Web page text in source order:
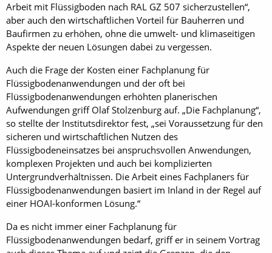
Arbeit mit Flüssigboden nach RAL GZ 507 sicherzustellen“,
aber auch den wirtschaftlichen Vorteil für Bauherren und
Baufirmen zu erhöhen, ohne die umwelt- und klimaseitigen
Aspekte der neuen Lösungen dabei zu vergessen.
Auch die Frage der Kosten einer Fachplanung für
Flüssigbodenanwendungen und der oft bei
Flüssigbodenanwendungen erhöhten planerischen
Aufwendungen griff Olaf Stolzenburg auf. „Die Fachplanung“,
so stellte der Institutsdirektor fest, „sei Voraussetzung für den
sicheren und wirtschaftlichen Nutzen des
Flüssigbodeneinsatzes bei anspruchsvollen Anwendungen,
komplexen Projekten und auch bei komplizierten
Untergrundverhältnissen. Die Arbeit eines Fachplaners für
Flüssigbodenanwendungen basiert im Inland in der Regel auf
einer HOAI-konformen Lösung.“
Da es nicht immer einer Fachplanung für
Flüssigbodenanwendungen bedarf, griff er in seinem Vortrag